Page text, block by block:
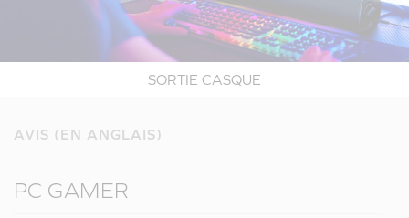
SORTIE CASQUE
AVIS (EN ANGLAIS)
PC GAMER